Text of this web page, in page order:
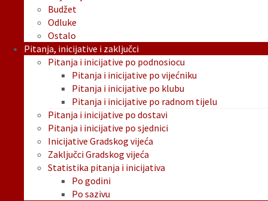
Budžet
Odluke
Ostalo
Pitanja, inicijative i zaključci
Pitanja i inicijative po podnosiocu
Pitanja i inicijative po vijećniku
Pitanja i inicijative po klubu
Pitanja i inicijative po radnom tijelu
Pitanja i inicijative po dostavi
Pitanja i inicijative po sjednici
Inicijative Gradskog vijeća
Zaključci Gradskog vijeća
Statistika pitanja i inicijativa
Po godini
Po sazivu